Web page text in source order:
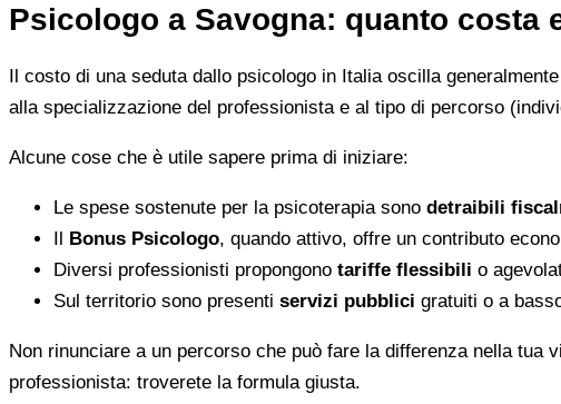
Psicologo a Savogna: quanto costa
Il costo di una seduta dallo psicologo in Italia oscilla
alla specializzazione del professionista e al tipo di percorso
Alcune cose che è utile sapere prima di iniziare:
Le spese sostenute per la psicoterapia sono detraibili
Il Bonus Psicologo, quando attivo, offre un contributo
Diversi professionisti propongono tariffe flessibili o
Sul territorio sono presenti servizi pubblici gratuiti o a
Non rinunciare a un percorso che può fare la differenza nella tua
professionista: troverete la formula giusta.